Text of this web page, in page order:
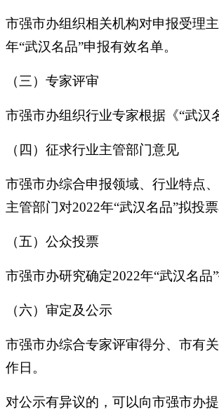
市强市办组织相关机构对申报受理
年“武汉名品”申报有效名单。
（三）专家评审
市强市办组织行业专家根据《“武汉
（四）征求行业主管部门意见
市强市办综合申报领域、行业特点
主管部门对2022年“武汉名品”拟投
（五）公众投票
市强市办研究确定2022年“武汉名
（六）审定及公示
市强市办综合专家评审得分、市有
作日。
对公示有异议的，可以向市强市办